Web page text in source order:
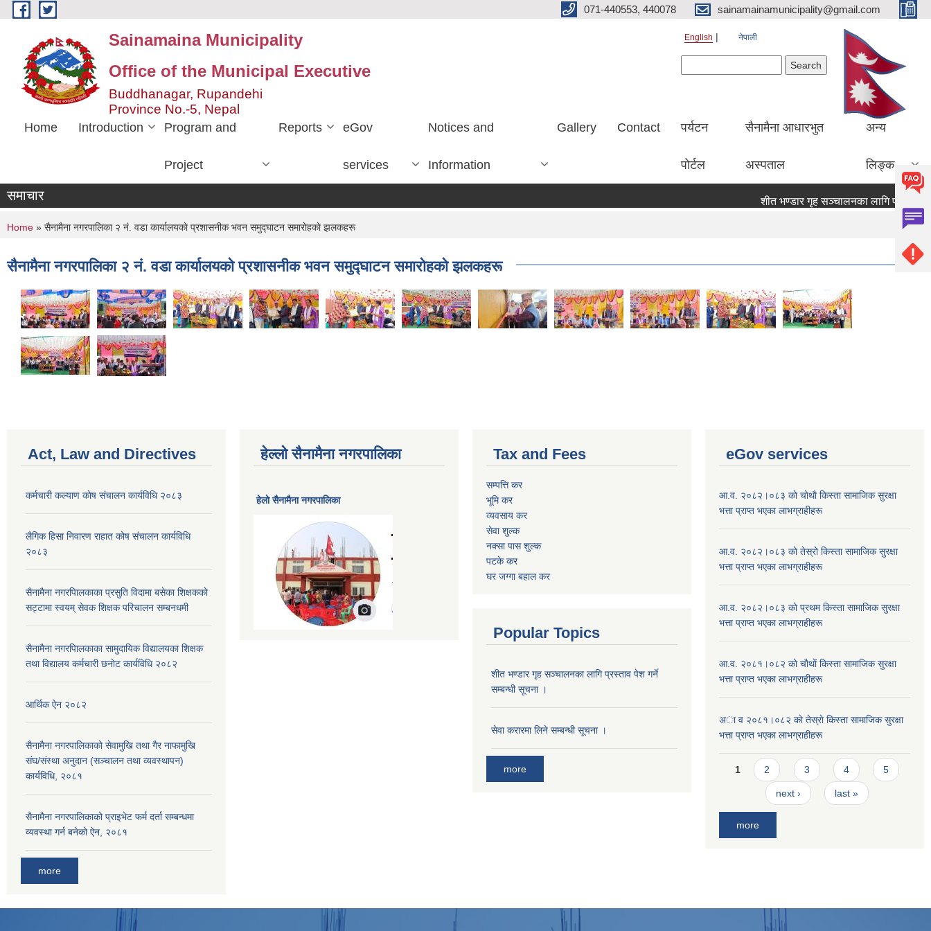
Skip to main content 071-440553, 440078 sainamainamunicipality@gmail.com
Sainamaina Municipality
Office of the Municipal Executive
Buddhanagar, Rupandehi
Province No.-5, Nepal
English नेपाली
Home Introduction Program and
Project
Reports eGov
services
Notices and
Information
Gallery Contact पर्यटन
पाेर्टल
सैनामैना आधारभुत
अस्पताल
अन्य
लिङ्क
समाचार शीत भण्डार गृह सञ्चालनका लागि प्रस्ताव पेश
You are here
Home » सैनामैना नगरपालिका २ नं. वडा कार्यालयकाे प्रशासनीक भवन समुद्घाटन समाराेहकाे झलकहरू
सैनामैना नगरपालिका २ नं. वडा कार्यालयकाे प्रशासनीक भवन समुद्घाटन समाराेहकाे झलकहरू
Act, Law and Directives
कर्मचारी कल्याण काेष संचालन कार्यविधि २०८३
लैगिक हिसा निवारण राहात कोष संचालन कार्यविधि
२०८३
सैनामैना नगरपािलकाका प्रसुति विदामा बसेका शिक्षककाे
सट्टामा स्वयम् सेवक शिक्षक परिचालन सम्बनधमी
सैनामैना नगरपािलकाका सामुदायिक विद्यालयका शिक्षक
तथा विद्यालय कर्मचारी छनाेट कार्यविधि २०८२
आर्थिक ऐन २०८२
सैनामैना नगरपालिकाको सेवामुखि तथा गैर नाफामुखि
संघ/संस्था अनुदान (सञ्चालन तथा व्यवस्थापन)
कार्यविधि, २०८१
सैनामैना नगरपालिकाको प्राइभेट फर्म दर्ता सम्बन्धमा
व्यवस्था गर्न बनेको ऐन, २०८१
more
हेल्लो सैनामैना नगरपालिका
हेलाे सैनामैना नगरपालिका
Tax and Fees
सम्पत्ति कर
भूमि कर
व्यवसाय कर
सेवा शुल्क
नक्सा पास शुल्क
पटके कर
घर जग्गा बहाल कर
Popular Topics
शीत भण्डार गृह सञ्चालनका लागि प्रस्ताव पेश गर्ने
सम्बन्धी सूचना ।
सेवा करारमा लिने सम्बन्धी सूचना ।
more
eGov services
आ.व. २०८२।०८३ काे चोथाै‌ किस्ता सामाजिक सुरक्षा
भत्ता प्राप्त भएका लाभग्राहीहरू
आ.व. २०८२।०८३ काे तेस्राे किस्ता सामाजिक सुरक्षा
भत्ता प्राप्त भएका लाभग्राहीहरू
आ.व. २०८२।०८३ काे प्रथम किस्ता सामाजिक सुरक्षा
भत्ता प्राप्त भएका लाभग्राहीहरू
आ.व. २०८१।०८२ काे चाैथाें किस्ता सामाजिक सुरक्षा
भत्ता प्राप्त भएका लाभग्राहीहरू
अा व २०८१।०८२ काे तेस्राे किस्ता सामाजिक सुरक्षा
भत्ता प्राप्त भएका लाभग्राहीहरू
Pages
1 2 3 4 5
next › last »
more